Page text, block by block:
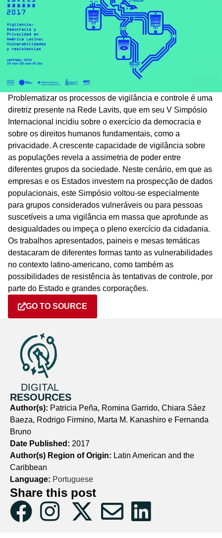
Problematizar os processos de vigilância e controle é uma
diretriz presente na Rede Lavits, que em seu V Simpósio
Internacional incidiu sobre o exercício da democracia e
sobre os direitos humanos fundamentais, como a
privacidade. A crescente capacidade de vigilância sobre
as populações revela a assimetria de poder entre
diferentes grupos da sociedade. Neste cenário, em que as
empresas e os Estados investem na prospecção de dados
populacionais, este Simpósio voltou-se especialmente
para grupos considerados vulneráveis ou para pessoas
suscetíveis a uma vigilância em massa que aprofunde as
desigualdades ou impeça o pleno exercício da cidadania.
Os trabalhos apresentados, paineis e mesas temáticas
destacaram de diferentes formas tanto as vulnerabilidades
no contexto latino-americano, como também as
possibilidades de resistência às tentativas de controle, por
parte do Estado e grandes corporações.
GO TO SOURCE
DIGITAL
RESOURCES
Author(s): Patricia Peña, Romina Garrido, Chiara Sáez
Baeza, Rodrigo Firmino, Marta M. Kanashiro e Fernanda
Bruno
Date Published: 2017
Author(s) Region of Origin: Latin American and the
Caribbean
Language: Portuguese
Share this post